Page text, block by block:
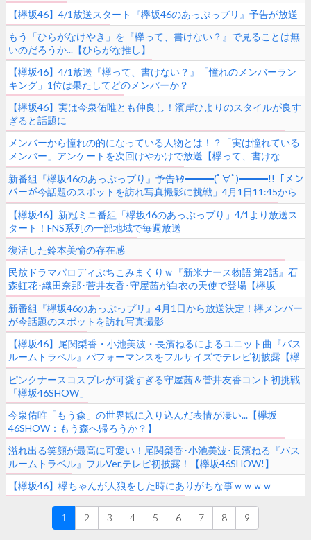
【欅坂46】4/1放送スタート『欅坂46のあっぷっプリ』予告が放送
もう「ひらがなけやき」を『欅って、書けない？』で見ることは無
いのだろうか...【ひらがな推し】
【欅坂46】4/1放送『欅って、書けない？』「憧れのメンバーラン
キング」1位は果たしてどのメンバーか？
【欅坂46】実は今泉佑唯とも仲良し！濱岸ひよりのスタイルが良す
ぎると話題に
メンバーから憧れの的になっている人物とは！？「実は憧れている
メンバー」アンケートを次回けやかけで放送【欅って、書けな
い？】
新番組『欅坂46のあっぷっプり』予告ｷﾀ━━━(ﾟ∀ﾟ)━━━!!「メン
バーが今話題のスポットを訪れ写真撮影に挑戦」4月1日11:45から
毎週放送
【欅坂46】新冠ミニ番組「欅坂46のあっぷっプり」4/1より放送ス
タート！FNS系列の一部地域で毎週放送
復活した鈴本美愉の存在感
民放ドラマパロディぶちこみまくりｗ『新米ナース物語 第2話』石
森虹花･織田奈那･菅井友香･守屋茜が白衣の天使で登場【欅坂
46SHOW!】
新番組『欅坂46のあっぷっプリ』4月1日から放送決定！欅メンバー
が今話題のスポットを訪れ写真撮影
【欅坂46】尾関梨香・小池美波・長濱ねるによるユニット曲『バス
ルームトラベル』パフォーマンスをフルサイズでテレビ初披露【欅
坂46 SHOW!】
ピンクナースコスプレが可愛すぎる守屋茜＆菅井友香コント初挑戦
「欅坂46SHOW」
今泉佑唯「もう森」の世界観に入り込んだ表情が凄い...【欅坂
46SHOW：もう森へ帰ろうか？】
溢れ出る笑顔が最高に可愛い！尾関梨香･小池美波･長濱ねる『バス
ルームトラベル』フルVer.テレビ初披露！【欅坂46SHOW!】
【欅坂46】欅ちゃんが人狼をした時にありがちな事ｗｗｗｗ
1 2 3 4 5 6 7 8 9